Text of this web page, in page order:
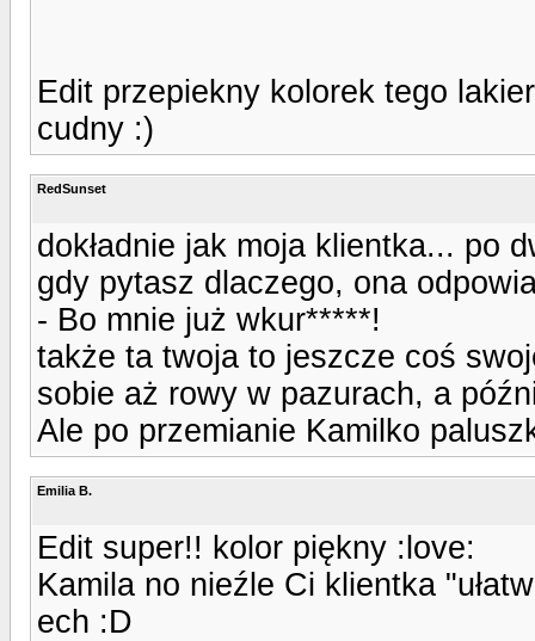
Edit przepiekny kolorek tego
cudny :)
RedSunset
dokładnie jak moja klientka... po
gdy pytasz dlaczego, ona
- Bo mnie już wkur*****!
także ta twoja to jeszcze coś
sobie aż rowy w pazurach, a
Ale po przemianie Kamilko
Emilia B.
Edit super!! kolor piękny :love:
Kamila no nieźle Ci klientka
ech :D